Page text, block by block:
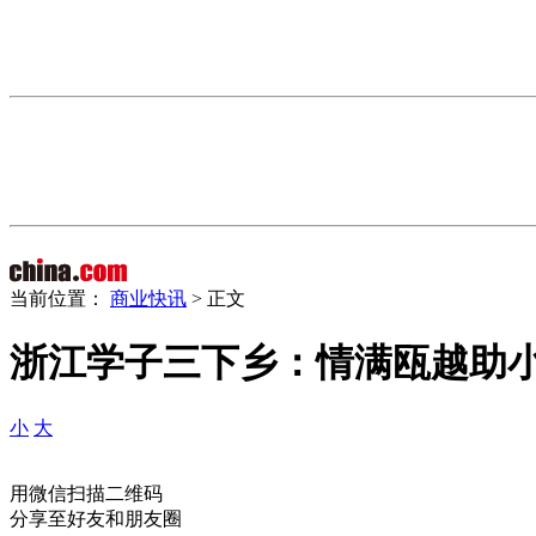
当前位置： 商业快讯 > 正文
浙江学子三下乡：情满瓯越助
小 大
用微信扫描二维码
分享至好友和朋友圈